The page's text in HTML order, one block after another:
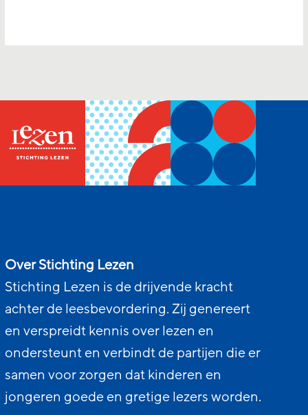
Over Stichting Lezen
Stichting Lezen is de drijvende kracht
achter de leesbevordering. Zij genereert
en verspreidt kennis over lezen en
ondersteunt en verbindt de partijen die er
samen voor zorgen dat kinderen en
jongeren goede en gretige lezers worden.